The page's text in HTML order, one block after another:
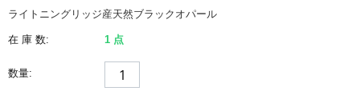
ライトニングリッジ産天然ブラックオパール
在 庫 数: 1 点
数量: